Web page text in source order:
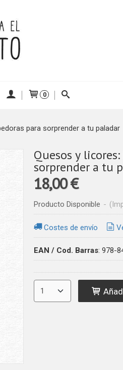
0
para sorprender a tu paladar
Quesos y
sorprender a tu
18,00 €
Producto Disponible -
Costes de envío
EAN / Cod. Barras: 978-